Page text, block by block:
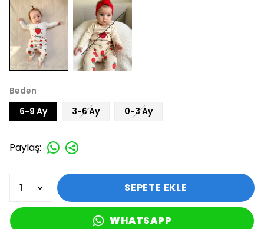
Beden
6-9 Ay
3-6 Ay 0-3 Ay
Paylaş:
SEPETE EKLE
WHATSAPP